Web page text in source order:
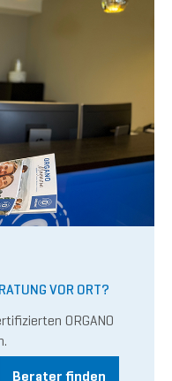
VOR ORT?
ORGANO
Berater finden